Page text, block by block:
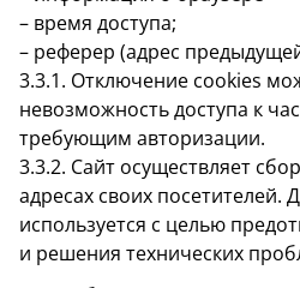
– время доступа;
– реферер (адрес
3.3.1. Отключение cookies
невозможность доступа к
требующим авторизации.
3.3.2. Сайт осуществляет
адресах своих
используется с целью
и решения технических